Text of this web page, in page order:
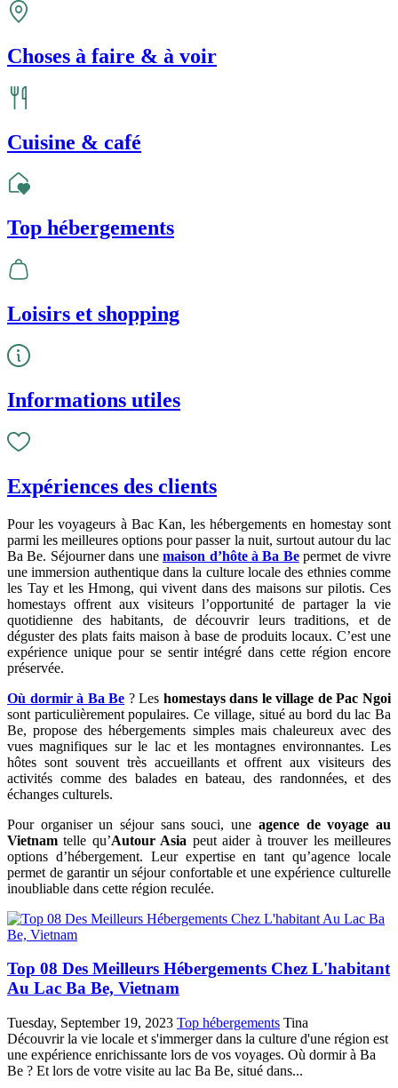
Choses à faire & à voir
Cuisine & café
Top hébergements
Loisirs et shopping
Informations utiles
Expériences des clients
Pour les voyageurs à Bac Kan, les hébergements en homestay sont
parmi les meilleures options pour passer la nuit, surtout autour du lac
Ba Be. Séjourner dans unemaison d’hôte à Ba Bepermet de vivre
une immersion authentique dans la culture locale des ethnies comme
les Tay et les Hmong, qui vivent dans des maisons sur pilotis. Ces
homestays offrent aux visiteurs l’opportunité de partager la vie
quotidienne des habitants, de découvrir leurs traditions, et de
déguster des plats faits maison à base de produits locaux. C’est une
expérience unique pour se sentir intégré dans cette région encore
préservée.
Où dormir à Ba Be ? Les homestays dans le village de Pac Ngoi
sont particulièrement populaires. Ce village, situé au bord du lac Ba
Be, propose des hébergements simples mais chaleureux avec des
vues magnifiques sur le lac et les montagnes environnantes. Les
hôtes sont souvent très accueillants et offrent aux visiteurs des
activités comme des balades en bateau, des randonnées, et des
échanges culturels.
Pour organiser un séjour sans souci, une agence de voyage au
Vietnam telle qu’Autour Asia peut aider à trouver les meilleures
options d’hébergement. Leur expertise en tant qu’agence locale
permet de garantir un séjour confortable et une expérience culturelle
inoubliable dans cette région reculée.
Top 08 Des Meilleurs Hébergements Chez L'habitant
Au Lac Ba Be, Vietnam
Tuesday, September 19, 2023 Top hébergements Tina
Découvrir la vie locale et s'immerger dans la culture d'une région est
une expérience enrichissante lors de vos voyages. Où dormir à Ba
Be ? Et lors de votre visite au lac Ba Be, situé dans...